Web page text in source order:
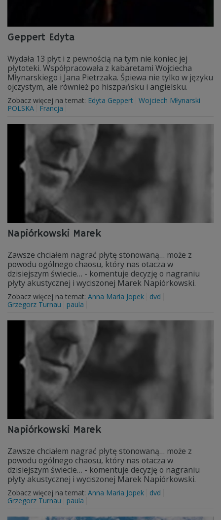
Geppert Edyta
Wydała 13 płyt i z pewnością na tym nie koniec jej
płytoteki. Współpracowała z kabaretami Wojciecha
Młynarskiego i Jana Pietrzaka. Śpiewa nie tylko w języku
ojczystym, ale również po hiszpańsku i angielsku.
Zobacz więcej na temat: Edyta Geppert Wojciech Młynarski
POLSKA
Francja
Napiórkowski Marek
Zawsze chciałem nagrać płytę stonowaną… może z
powodu ogólnego chaosu, który nas otacza w
dzisiejszym świecie… - komentuje decyzję o nagraniu
płyty akustycznej i wyciszonej Marek Napiórkowski.
Zobacz więcej na temat: Anna Maria Jopek
dvd
Grzegorz Turnau
paula
Napiórkowski Marek
Zawsze chciałem nagrać płytę stonowaną… może z
powodu ogólnego chaosu, który nas otacza w
dzisiejszym świecie… - komentuje decyzję o nagraniu
płyty akustycznej i wyciszonej Marek Napiórkowski.
Zobacz więcej na temat: Anna Maria Jopek
dvd
Grzegorz Turnau
paula